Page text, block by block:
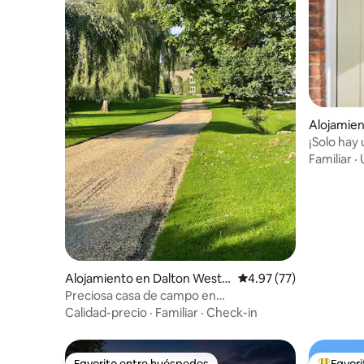
Alojamiento en Dalton West L
ancashire
Calificación promedio:
4.97 (77)
Preciosa casa de campo en
Dalton/Parbold
Calidad-precio · Familiar · Check-in
¡Solo
Familiar ·